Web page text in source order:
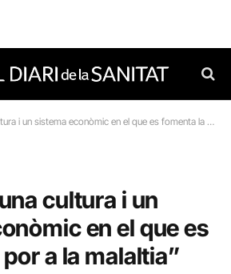
un sistema econòmic en el que es fomenta la por a la malaltia”
cultura i un
en el que es
a la malaltia”